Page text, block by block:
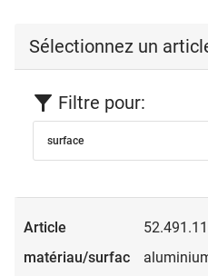
Sélectionnez un
Filtre pour:
surface
52.491.11